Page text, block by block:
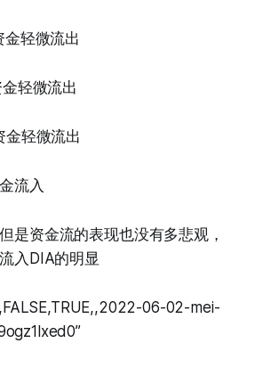
金轻微流出
轻微流出
金轻微流出
流入
是资金流的表现也没有多悲观，
入DIA的明显
06-02-mei-